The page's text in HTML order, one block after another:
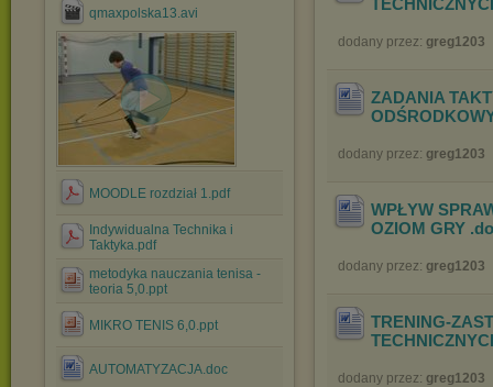
qmaxpolska13.avi
MOODLE rozdział 1.pdf
Indywidualna Technika i
Taktyka.pdf
metodyka nauczania tenisa -
teoria 5,0.ppt
MIKRO TENIS 6,0.ppt
AUTOMATYZACJA.doc
dodany przez: greg1203
ZADANIA
dodany przez: greg1203
WPŁYW
OZIOM GRY
dodany przez: greg1203
TRENING-
dodany przez: greg1203